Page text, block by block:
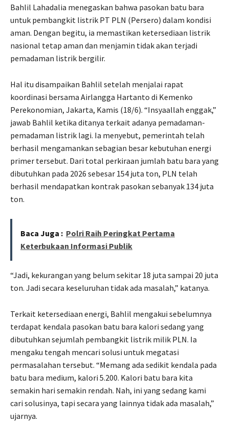
Bahlil Lahadalia menegaskan bahwa pasokan batu bara
untuk pembangkit listrik PT PLN (Persero) dalam kondisi
aman. Dengan begitu, ia memastikan ketersediaan listrik
nasional tetap aman dan menjamin tidak akan terjadi
pemadaman listrik bergilir.
Hal itu disampaikan Bahlil setelah menjalai rapat
koordinasi bersama Airlangga Hartanto di Kemenko
Perekonomian, Jakarta, Kamis (18/6). “Insyaallah enggak,”
jawab Bahlil ketika ditanya terkait adanya pemadaman-
pemadaman listrik lagi. Ia menyebut, pemerintah telah
berhasil mengamankan sebagian besar kebutuhan energi
primer tersebut. Dari total perkiraan jumlah batu bara yang
dibutuhkan pada 2026 sebesar 154 juta ton, PLN telah
berhasil mendapatkan kontrak pasokan sebanyak 134 juta
ton.
Baca Juga : Polri Raih Peringkat Pertama
Keterbukaan Informasi Publik
“Jadi, kekurangan yang belum sekitar 18 juta sampai 20 juta
ton. Jadi secara keseluruhan tidak ada masalah,” katanya.
Terkait ketersediaan energi, Bahlil mengakui sebelumnya
terdapat kendala pasokan batu bara kalori sedang yang
dibutuhkan sejumlah pembangkit listrik milik PLN. Ia
mengaku tengah mencari solusi untuk megatasi
permasalahan tersebut. “Memang ada sedikit kendala pada
batu bara medium, kalori 5.200. Kalori batu bara kita
semakin hari semakin rendah. Nah, ini yang sedang kami
cari solusinya, tapi secara yang lainnya tidak ada masalah,”
ujarnya.